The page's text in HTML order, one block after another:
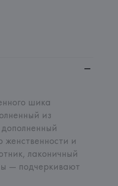
шика
из
и
лаконичный
— подчеркивают